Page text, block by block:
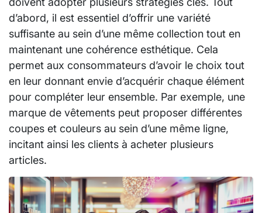
d’abord, il est essentiel d’offrir une variété
suffisante au sein d’une même collection tout en
maintenant une cohérence esthétique. Cela
permet aux consommateurs d’avoir le choix tout
en leur donnant envie d’acquérir chaque élément
pour compléter leur ensemble. Par exemple, une
marque de vêtements peut proposer différentes
coupes et couleurs au sein d’une même ligne,
incitant ainsi les clients à acheter plusieurs
articles.